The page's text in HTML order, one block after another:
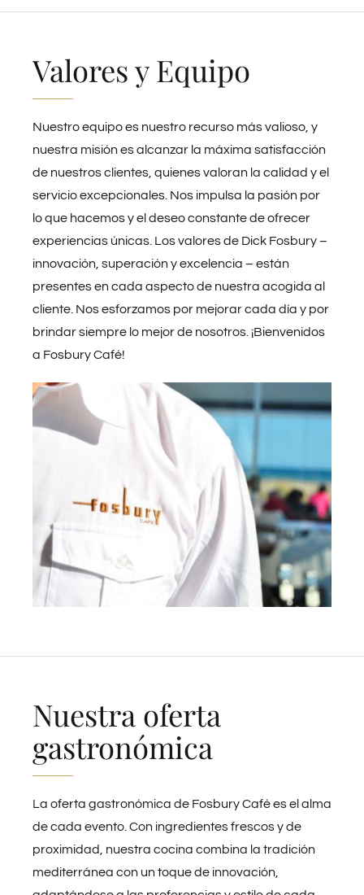
Valores y Equipo
Nuestro equipo es nuestro recurso más valioso, y
nuestra misión es alcanzar la máxima satisfacción
de nuestros clientes, quienes valoran la calidad y el
servicio excepcionales. Nos impulsa la pasión por
lo que hacemos y el deseo constante de ofrecer
experiencias únicas. Los valores de Dick Fosbury –
innovación, superación y excelencia – están
presentes en cada aspecto de nuestra acogida al
cliente. Nos esforzamos por mejorar cada día y por
brindar siempre lo mejor de nosotros. ¡Bienvenidos
a Fosbury Café!
Nuestra oferta
gastronómica
La oferta gastronómica de Fosbury Café es el alma
de cada evento. Con ingredientes frescos y de
proximidad, nuestra cocina combina la tradición
mediterránea con un toque de innovación,